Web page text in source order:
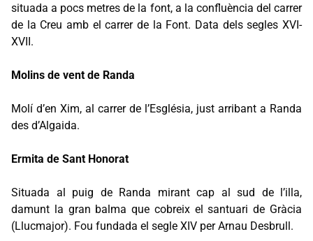
situada a pocs metres de la font, a la confluència del carrer
de la Creu amb el carrer de la Font. Data dels segles XVI-
XVII.
Molins de vent de Randa
Molí d’en Xim, al carrer de l’Església, just arribant a Randa
des d’Algaida.
Ermita de Sant Honorat
Situada al puig de Randa mirant cap al sud de l’illa,
damunt la gran balma que cobreix el santuari de Gràcia
(Llucmajor). Fou fundada el segle XIV per Arnau Desbrull.